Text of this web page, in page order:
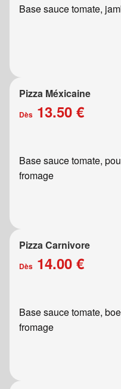
Base sauce tomate,
Pizza Méxicaine
Dès 13.50 €
Base sauce tomate,
fromage
Pizza Carnivore
Dès 14.00 €
Base sauce tomate,
fromage